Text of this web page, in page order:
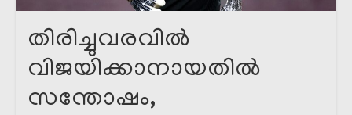
തിരിച്ചുവരവിൽ
വിജയിക്കാനായതിൽ
സന്തോഷം,